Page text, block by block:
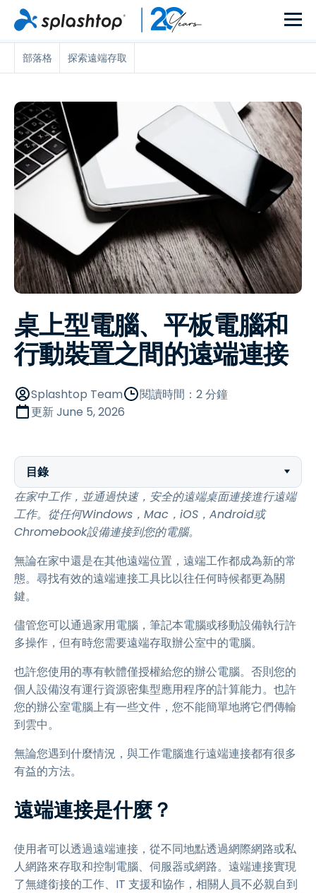
部落格 探索遠端存取
桌上型電腦、平板電腦和
行動裝置之間的遠端連接
Splashtop Team
閱讀時間：2 分鐘
更新June 5, 2026
目錄
在家中工作，並通過快速，安全的遠端桌面連接進行遠端
工作。從任何Windows，Mac，iOS，Android或
Chromebook設備連接到您的電腦。
無論在家中還是在其他遠端位置，遠端工作都成為新的常
態。尋找有效的遠端連接工具比以往任何時候都更為關
鍵。
儘管您可以通過家用電腦，筆記本電腦或移動設備執行許
多操作，但有時您需要遠端存取辦公室中的電腦。
也許您使用的專有軟體僅授權給您的辦公電腦。否則您的
個人設備沒有運行資源密集型應用程序的計算能力。也許
您的辦公室電腦上有一些文件，您不能簡單地將它們傳輸
到雲中。
無論您遇到什麼情況，與工作電腦進行遠端連接都有很多
有益的方法。
遠端連接是什麼？
使用者可以透過遠端連接，從不同地點透過網際網路或私
人網路來存取和控制電腦、伺服器或網路。遠端連接實現
了無縫銜接的工作、IT 支援和協作，相關人員不必親自到